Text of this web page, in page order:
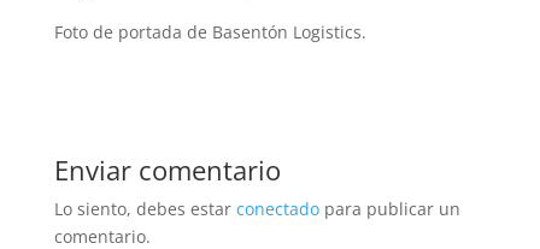
Foto de portada de Basentón Logistics.
Enviar comentario
Lo siento, debes estar conectadopara publicar un
comentario.